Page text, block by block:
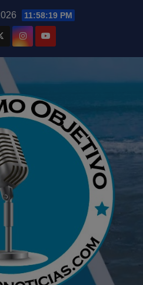
11:58:20 PM
modal-check